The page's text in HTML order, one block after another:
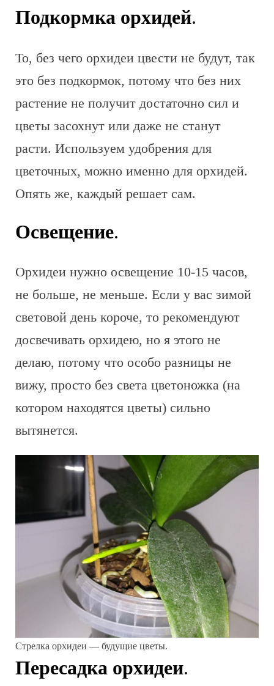
Подкормка орхидей.
То, без чего орхидеи цвести не будут, так
это без подкормок, потому что без них
растение не получит достаточно сил и
цветы засохнут или даже не станут
расти. Используем удобрения для
цветочных, можно именно для орхидей.
Опять же, каждый решает сам.
Освещение.
Орхидеи нужно освещение 10-15 часов,
не больше, не меньше. Если у вас зимой
световой день короче, то рекомендуют
досвечивать орхидею, но я этого не
делаю, потому что особо разницы не
вижу, просто без света цветоножка (на
котором находятся цветы) сильно
вытянется.
Стрелка орхидеи — будущие цветы.
Пересадка орхидеи.